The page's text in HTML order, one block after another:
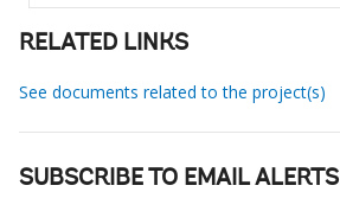
RELATED LINKS
See documents related to the project(s)
SUBSCRIBE TO EMAIL ALERTS